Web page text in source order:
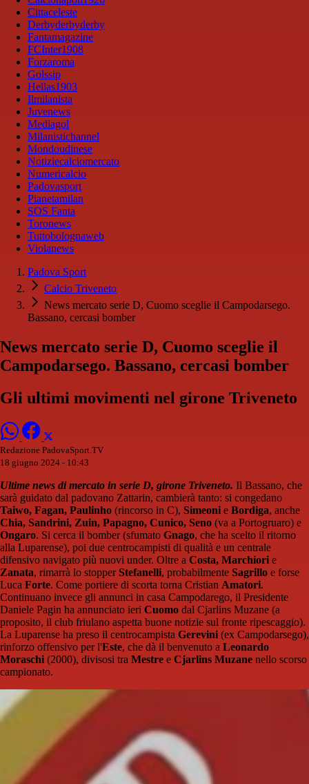
Cittaceleste
Derbyderbyderby
Fantamagazine
FCInter1908
Forzaroma
Golssip
Hellas1903
Ilmilanista
Juvenews
Mediagol
Milanistichannel
Mondoudinese
Notiziecalciomercato
Numericalcio
Padovasport
Pianetamilan
SOS Fanta
Toronews
Tuttobolognaweb
Violanews
Padova Sport
Calcio Triveneto
News mercato serie D, Cuomo sceglie il Campodarsego.
Bassano, cercasi bomber
News mercato serie D, Cuomo sceglie il
Campodarsego. Bassano, cercasi bomber
Gli ultimi movimenti nel girone Triveneto
Redazione PadovaSport.TV
18 giugno 2024 - 10:43
Ultime news di mercato in serie D, girone Triveneto. Il Bassano, che
sarà guidato dal padovano Zattarin, cambierà tanto: si congedano
Taiwo, Fagan, Paulinho (rincorso in C), Simeoni e Bordiga, anche
Chia, Sandrini, Zuin, Papagno, Cunico, Seno (va a Portogruaro) e
Ongaro. Si cerca il bomber (sfumato Gnago, che ha scelto il ritorno
alla Luparense), poi due centrocampisti di qualità e un centrale
difensivo navigato più nuovi under. Oltre a Costa, Marchiori e
Zanata, rimarrà lo stopperStefanelli, probabilmente Sagrillo e forse
Luca Forte. Come portiere di scorta torna Cristian Amatori.
Continuano invece gli annunci in casa Campodarego, il Presidente
Daniele Pagin ha annunciato ieri Cuomo dal Cjarlins Muzane (a
proposito, il club friulano aspetta buone notizie sul fronte ripescaggio).
La Luparense ha preso il centrocampista Gerevini (ex Campodarsego),
rinforzo offensivo per l'Este, che dà il benvenuto a Leonardo
Moraschi (2000), divisosi tra Mestre e Cjarlins Muzane nello scorso
campionato.